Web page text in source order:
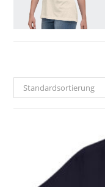
Standardsortierung